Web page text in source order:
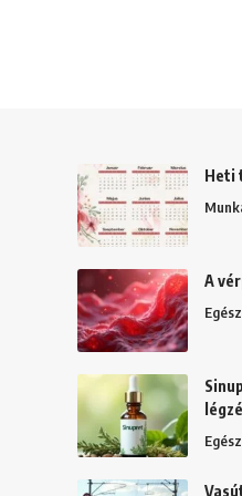
Heti
A